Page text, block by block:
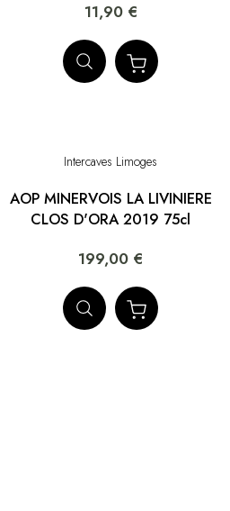
11,90 €
Intercaves Limoges
AOP MINERVOIS LA LIVINIERE
CLOS D'ORA 2019 75cl
199,00 €